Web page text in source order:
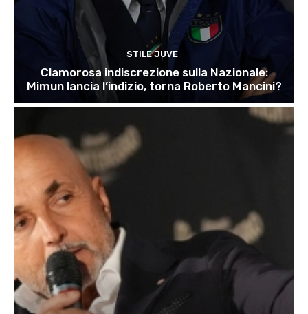
STILE JUVE
Clamorosa indiscrezione sulla Nazionale:
Mimun lancia l’indizio, torna Roberto Mancini?